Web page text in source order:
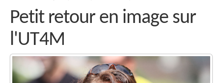
Petit retour en image sur
l'UT4M